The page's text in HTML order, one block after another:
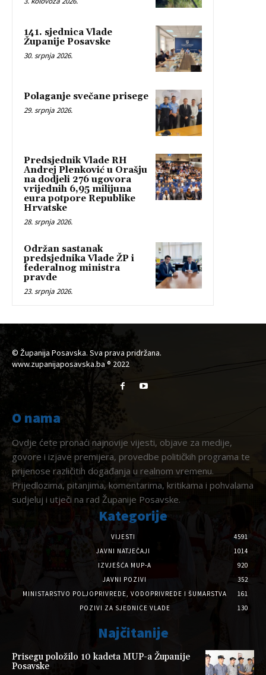
141. sjednica Vlade
Županije Posavske
30. srpnja 2026.
Polaganje svečane prisege
29. srpnja 2026.
Predsjednik Vlade RH
Andrej Plenković u Orašju
na dodjeli 276 ugovora
vrijednih 6,95 milijuna
eura potpore Republike
Hrvatske
28. srpnja 2026.
Održan sastanak
predsjednika Vlade ŽP i
federalnog ministra
pravde
23. srpnja 2026.
© Županija Posavska. Sva prava pridržana.
www.zupanijaposavska.ba ® 2022
O nama
Ovdje ćete pronaći najnovije vijesti, objave za medije,
govore i izjave premijera, provedbe političkih programa te
prijenose različitih događanja u realnom vremenu.
Prijedlozima, pitanjima, komentarima, kritikama i pohvalama
sudjeluj i utječi na rad Županije Posavske.
Kategorije
VIJESTI
4591
JAVNI NATJEČAJI
1014
IZVJEŠĆA MUP-A
920
JAVNI POZIVI
352
MINISTARSTVO POLJOPRIVREDE, VODOPRIVREDE I ŠUMARSTVA
161
POZIVI ZA SJEDNICE VLADE
130
Najčitanije
Prisegu položilo 10 kadeta MUP-a Županije
Posavske